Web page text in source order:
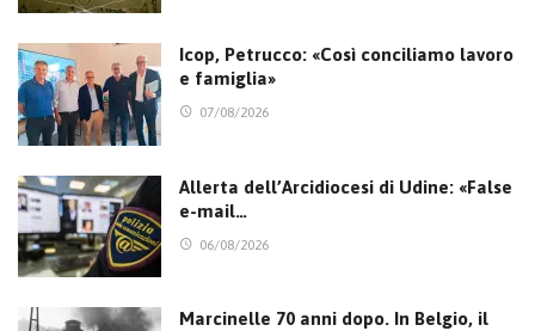
Icop, Petrucco: «Così conciliamo lavoro
e famiglia»
07/08/2026
Allerta dell’Arcidiocesi di Udine: «False
e-mail…
06/08/2026
Marcinelle 70 anni dopo. In Belgio, il